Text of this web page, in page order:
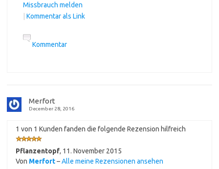
Missbrauch melden
Kommentar als Link
Kommentar
Merfort
December 28, 2016
1 von 1 Kunden fanden die folgende Rezension hilfreich
Pflanzentopf, 11. November 2015
Von Merfort–Alle meine Rezensionen ansehen